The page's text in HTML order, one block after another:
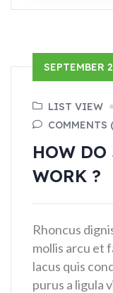
SEPTEMBER
LIST VIEW
COMMENTS
HOW DO
WORK ?
Rhoncus
mollis arcu et
lacus quis
purus a ligula